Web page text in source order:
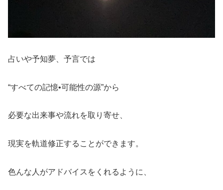
占いや予知夢、予言では
“すべての記憶•可能性の源”から
必要な出来事や流れを取り寄せ、
現実を軌道修正することができます。
色んな人がアドバイスをくれるように、